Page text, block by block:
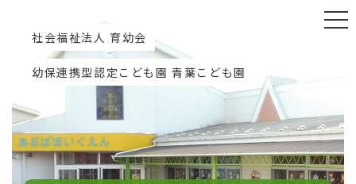
社会福祉法人 育幼会
幼保連携型認定こども園 青葉こども園